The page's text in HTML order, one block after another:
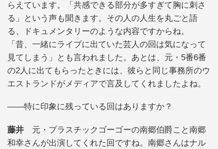
らえています。「共感できる部分が多すぎて胸に刺さ
る」という声も聞きます。その人の人生を丸ごと語
る、ドキュメンタリーのような内容ですからね。
「昔、一緒にライブに出ていた芸人の回は気になって
見てしまう」とも言われました。あとは、元・5番6番
の2人に出てもらったときには、彼らと同じ事務所のウ
エストランドがメディアで言及してくれましたよね。
――特に印象に残っている回はありますか？
藤井 元・プラスチックゴーゴーの南郷伯爵こと南郷
和幸さんが出演してくれた回ですね。南郷さんはナル